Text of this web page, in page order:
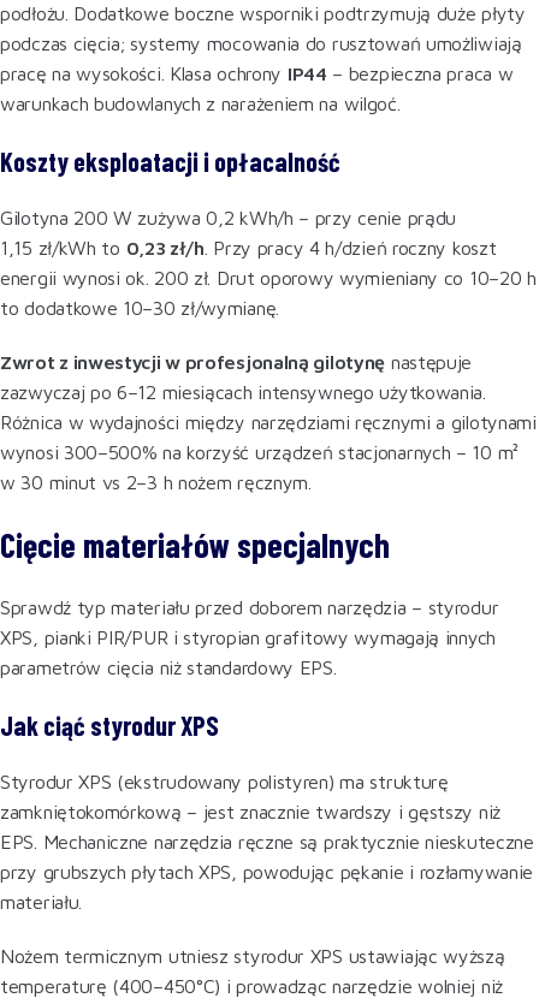
podłożu. Dodatkowe boczne wsporniki podtrzymują duże płyty
podczas cięcia; systemy mocowania do rusztowań umożliwiają
pracę na wysokości. Klasa ochrony IP44 – bezpieczna praca w
warunkach budowlanych z narażeniem na wilgoć.
Koszty eksploatacji i opłacalność
Gilotyna 200 W zużywa 0,2 kWh/h – przy cenie prądu
1,15 zł/kWh to 0,23 zł/h . Przy pracy 4 h/dzień roczny koszt
energii wynosi ok. 200 zł. Drut oporowy wymieniany co 10–20 h
to dodatkowe 10–30 zł/wymianę.
Zwrot z inwestycji w profesjonalną gilotynę następuje
zazwyczaj po 6–12 miesiącach intensywnego użytkowania.
Różnica w wydajności między narzędziami ręcznymi a gilotynami
wynosi 300–500% na korzyść urządzeń stacjonarnych – 10 m²
w 30 minut vs 2–3 h nożem ręcznym.
Cięcie materiałów specjalnych
Sprawdź typ materiału przed doborem narzędzia – styrodur
XPS, pianki PIR/PUR i styropian grafitowy wymagają innych
parametrów cięcia niż standardowy EPS.
Jak ciąć styrodur XPS
Styrodur XPS (ekstrudowany polistyren) ma strukturę
zamkniętokomórkową – jest znacznie twardszy i gęstszy niż
EPS. Mechaniczne narzędzia ręczne są praktycznie nieskuteczne
przy grubszych płytach XPS, powodując pękanie i rozłamywanie
materiału.
Nożem termicznym utniesz styrodur XPS ustawiając wyższą
temperaturę (400–450°C) i prowadząc narzędzie wolniej niż